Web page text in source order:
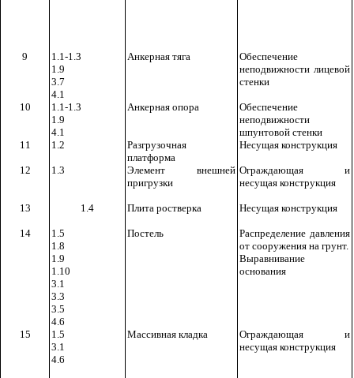
9
1.1-1.3
1.9
3.7
4.1
Анкерная тяга
Обеспечение
неподвижности лицевой
стенки
10
1.1-1.3
1.9
4.1
Анкерная опора
Обеспечение
неподвижности
шпунтовой стенки
11 1.2
Разгрузочная
платформа
Несущая конструкция
12 1.3
Элемент внешней
пригрузки
Ограждающая и
несущая конструкция
13 1.4 Плита ростверка Несущая конструкция
14
1.5
1.8
1.9
1.10
3.1
3.3
3.5
4.6
Постель
Распределение давления
от сооружения на грунт.
Выравнивание
основания
15
1.5
3.1
4.6
Массивная кладка
Ограждающая и
несущая конструкция